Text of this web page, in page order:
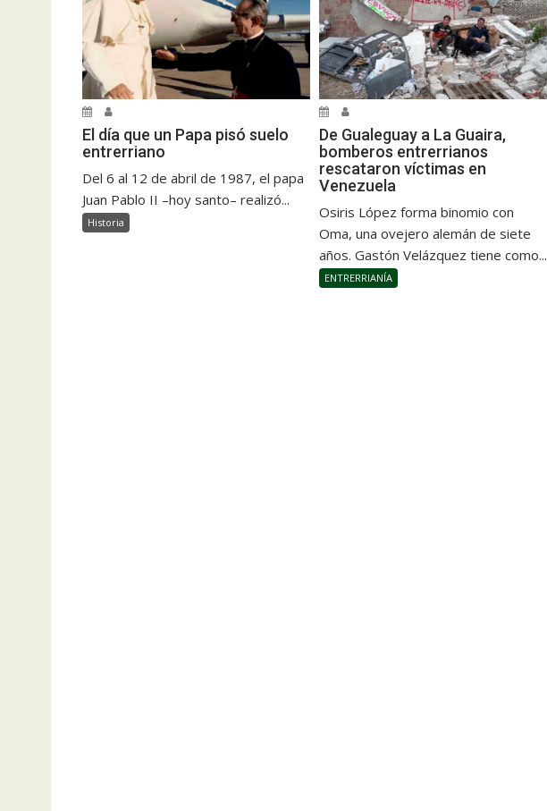
El día que un Papa pisó suelo
entrerriano
Del 6 al 12 de abril de 1987, el papa
Juan Pablo II –hoy santo– realizó...
Historia
De Gualeguay a La Guaira,
bomberos entrerrianos
rescataron víctimas en
Venezuela
Osiris López forma binomio con
Oma, una ovejero alemán de siete
años. Gastón Velázquez tiene como...
ENTRERRIANÍA